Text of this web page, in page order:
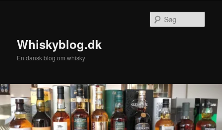
Whiskyblog.dk
En dansk blog om whisky